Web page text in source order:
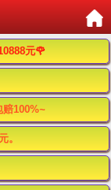
元🌹
100%~
。